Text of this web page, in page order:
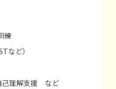
練
など）
己理解支援 など